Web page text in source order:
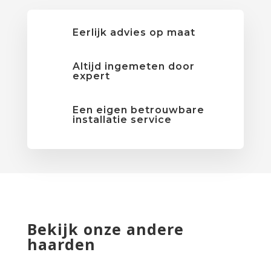
Eerlijk advies op maat
Altijd ingemeten door
expert
Een eigen betrouwbare
installatie service
Bekijk onze andere
haarden